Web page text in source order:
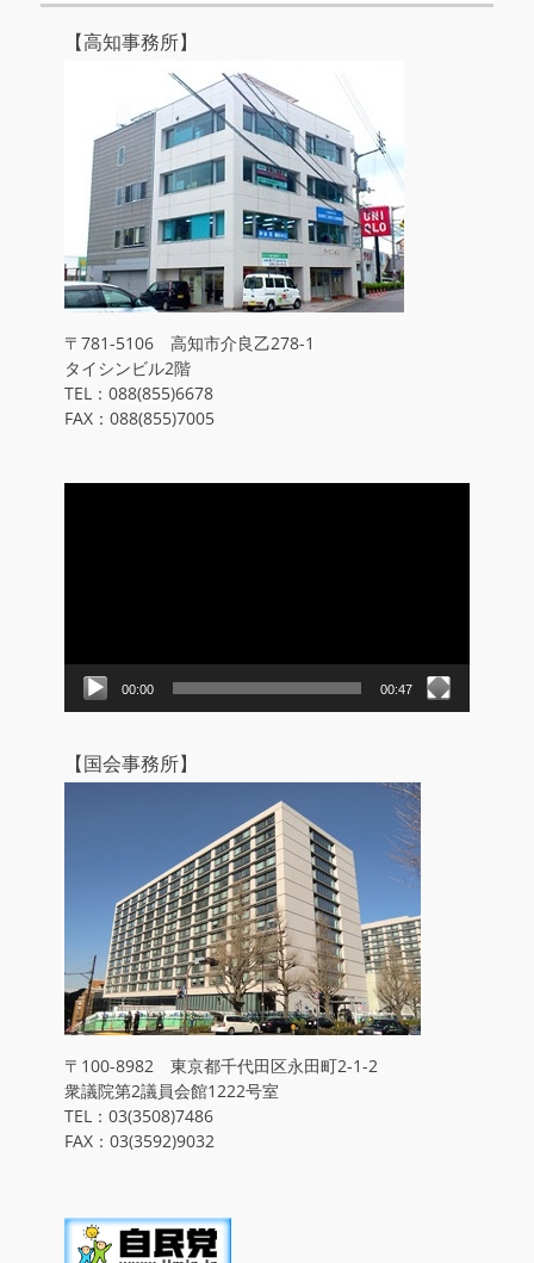
【高知事務所】
〒781-5106 高知市介良乙278-1
タイシンビル2階
TEL：088(855)6678
FAX：088(855)7005
00:00 00:47
【国会事務所】
〒100-8982 東京都千代田区永田町2-1-2
衆議院第2議員会館1222号室
TEL：03(3508)7486
FAX：03(3592)9032